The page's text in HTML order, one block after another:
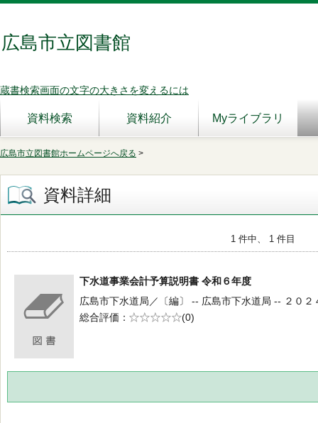
広島市立図書館
蔵書検索画面の文字の大きさを変えるには
資料検索 資料紹介 Myライブラリ
広島市立図書館ホームページへ戻る >
資料詳細
1 件中、 1 件目
下水道事業会計予算説明書 令和６年度
広島市下水道局／〔編〕 -- 広島市下水道局 -- ２０２
総合評価
5段階評価
(0)